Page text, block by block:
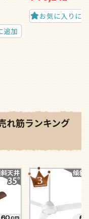
追加
お気に入りに
れ筋ランキング